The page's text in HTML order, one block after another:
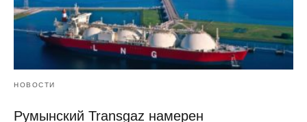
НОВОСТИ
Румынский Transgaz намерен